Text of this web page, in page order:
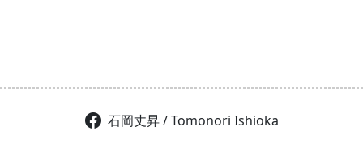
石岡丈昇 / Tomonori Ishioka